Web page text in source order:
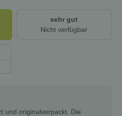
sehr gut
Nicht verfügbar
und originalverpackt. Die